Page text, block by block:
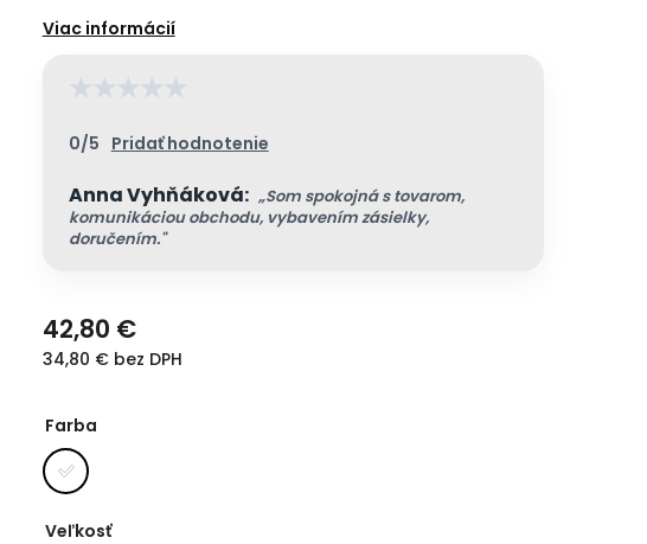
★★★★★
0/5 Pridať hodnotenie
Anna Vyhňáková: „Som spokojná s tovarom,
komunikáciou obchodu, vybavením zásielky,
doručením."
42,80 €
34,80 € bez DPH
Farba
Veľkosť